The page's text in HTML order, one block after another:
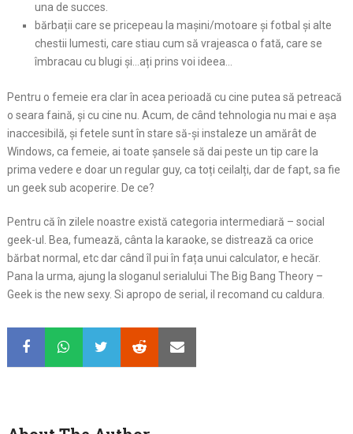
una de succes.
bărbații care se pricepeau la mașini/motoare și fotbal și alte
chestii lumesti, care stiau cum să vrajeasca o fată, care se
îmbracau cu blugi și…ați prins voi ideea…
Pentru o femeie era clar în acea perioadă cu cine putea să petreacă
o seara faină, și cu cine nu. Acum, de când tehnologia nu mai e așa
inaccesibilă, și fetele sunt în stare să-și instaleze un amărât de
Windows, ca femeie, ai toate șansele să dai peste un tip care la
prima vedere e doar un regular guy, ca toți ceilalți, dar de fapt, sa fie
un geek sub acoperire. De ce?
Pentru că în zilele noastre există categoria intermediară – social
geek-ul. Bea, fumează, cânta la karaoke, se distrează ca orice
bărbat normal, etc dar când îl pui în fața unui calculator, e hecăr.
Pana la urma, ajung la sloganul serialului The Big Bang Theory –
Geek is the new sexy. Si apropo de serial, il recomand cu caldura.